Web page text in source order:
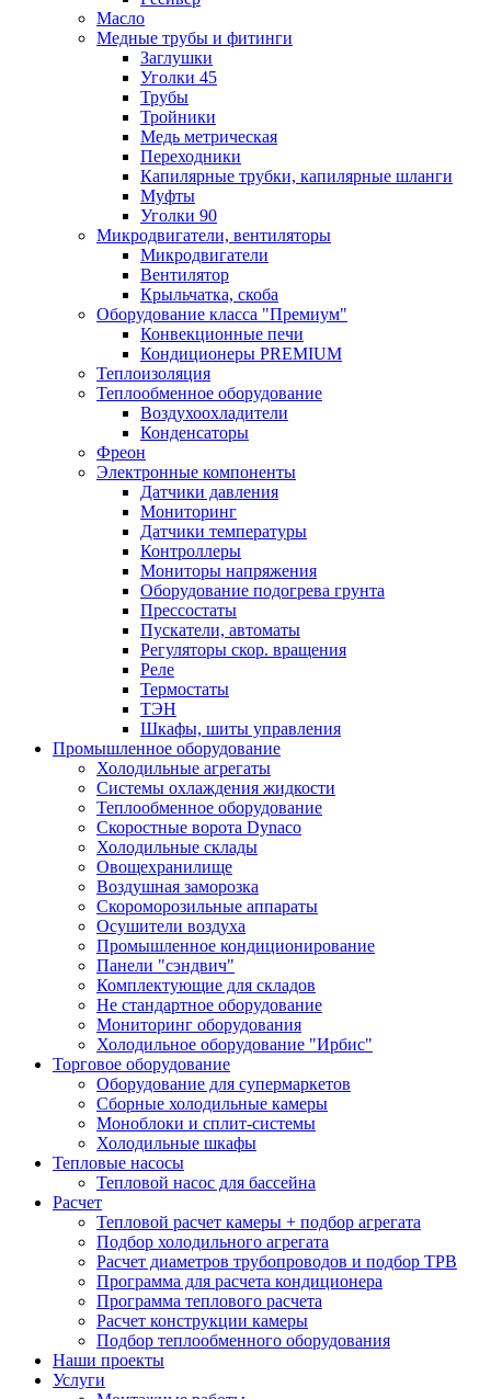
Масло
Медные трубы и фитинги
Заглушки
Уголки 45
Трубы
Тройники
Медь метрическая
Переходники
Капилярные трубки, капилярные шланги
Муфты
Уголки 90
Микродвигатели, вентиляторы
Микродвигатели
Вентилятор
Крыльчатка, скоба
Оборудование класса "Премиум"
Конвекционные печи
Кондиционеры PREMIUM
Теплоизоляция
Теплообменное оборудование
Воздухоохладители
Конденсаторы
Фреон
Электронные компоненты
Датчики давления
Мониторинг
Датчики температуры
Контроллеры
Мониторы напряжения
Оборудование подогрева грунта
Прессостаты
Пускатели, автоматы
Регуляторы скор. вращения
Реле
Термостаты
ТЭН
Шкафы, шиты управления
Промышленное оборудование
Холодильные агрегаты
Системы охлаждения жидкости
Теплообменное оборудование
Скоростные ворота Dynaco
Холодильные склады
Овощехранилище
Воздушная заморозка
Скороморозильные аппараты
Осушители воздуха
Промышленное кондиционирование
Панели "сэндвич"
Комплектующие для складов
Не стандартное оборудование
Мониторинг оборудования
Холодильное оборудование "Ирбис"
Торговое оборудование
Оборудование для супермаркетов
Сборные холодильные камеры
Моноблоки и сплит-системы
Холодильные шкафы
Тепловые насосы
Тепловой насос для бассейна
Расчет
Тепловой расчет камеры + подбор агрегата
Подбор холодильного агрегата
Расчет диаметров трубопроводов и подбор ТРВ
Программа для расчета кондиционера
Программа теплового расчета
Расчет конструкции камеры
Подбор теплообменного оборудования
Наши проекты
Услуги